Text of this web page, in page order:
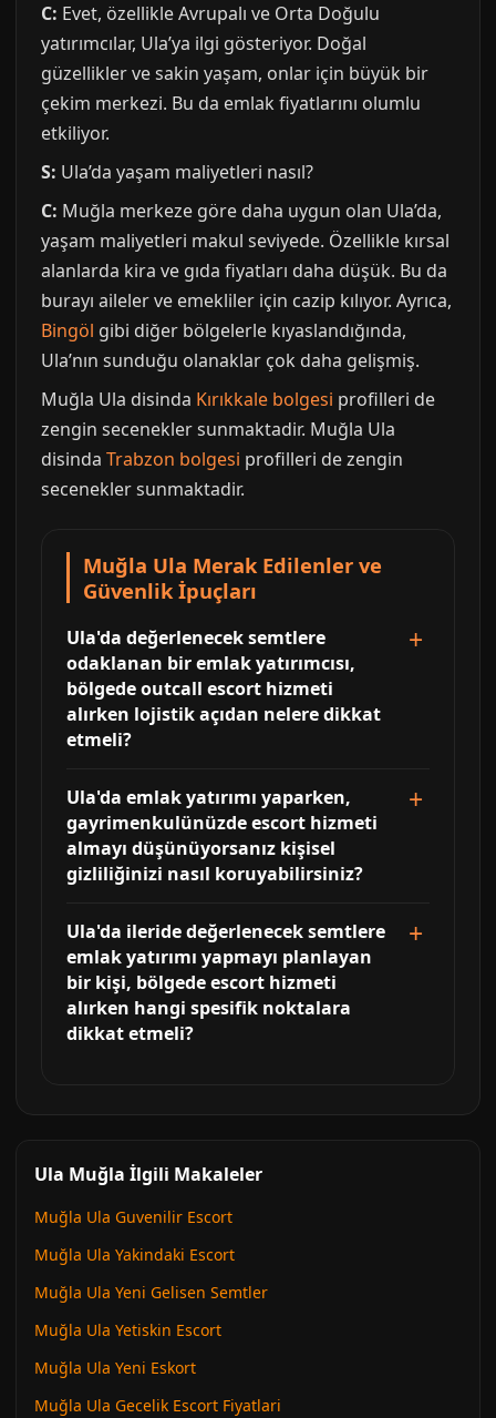
C: Evet, özellikle Avrupalı ve Orta Doğulu
yatırımcılar, Ula’ya ilgi gösteriyor. Doğal
güzellikler ve sakin yaşam, onlar için büyük bir
çekim merkezi. Bu da emlak fiyatlarını olumlu
etkiliyor.
S: Ula’da yaşam maliyetleri nasıl?
C: Muğla merkeze göre daha uygun olan Ula’da,
yaşam maliyetleri makul seviyede. Özellikle kırsal
alanlarda kira ve gıda fiyatları daha düşük. Bu da
burayı aileler ve emekliler için cazip kılıyor. Ayrıca,
Bingöl gibi diğer bölgelerle kıyaslandığında,
Ula’nın sunduğu olanaklar çok daha gelişmiş.
Muğla Ula disinda Kırıkkale bolgesi profilleri de
zengin secenekler sunmaktadir. Muğla Ula
disinda Trabzon bolgesi profilleri de zengin
secenekler sunmaktadir.
Muğla Ula Merak Edilenler ve
Güvenlik İpuçları
Ula'da değerlenecek semtlere
odaklanan bir emlak yatırımcısı,
bölgede outcall escort hizmeti
alırken lojistik açıdan nelere dikkat
etmeli?
Ula'da emlak yatırımı yaparken,
gayrimenkulünüzde escort hizmeti
almayı düşünüyorsanız kişisel
gizliliğinizi nasıl koruyabilirsiniz?
Ula'da ileride değerlenecek semtlere
emlak yatırımı yapmayı planlayan
bir kişi, bölgede escort hizmeti
alırken hangi spesifik noktalara
dikkat etmeli?
Ula Muğla İlgili Makaleler
Muğla Ula Guvenilir Escort
Muğla Ula Yakindaki Escort
Muğla Ula Yeni Gelisen Semtler
Muğla Ula Yetiskin Escort
Muğla Ula Yeni Eskort
Muğla Ula Gecelik Escort Fiyatlari